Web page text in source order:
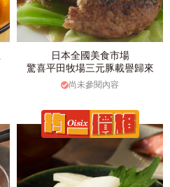
日本全國美食市場
驚喜平田牧場三元豚載譽歸來
尚未參閱內容